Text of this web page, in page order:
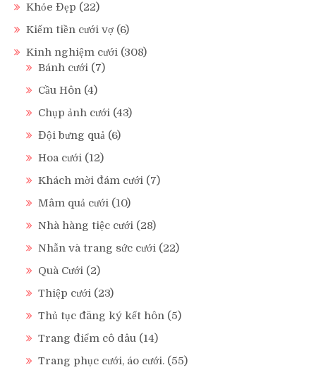
Khỏe Đẹp (22)
Kiếm tiền cưới vợ (6)
Kinh nghiệm cưới (308)
Bánh cưới (7)
Cầu Hôn (4)
Chụp ảnh cưới (43)
Đội bưng quả (6)
Hoa cưới (12)
Khách mời đám cưới (7)
Mâm quả cưới (10)
Nhà hàng tiệc cưới (28)
Nhẫn và trang sức cưới (22)
Quà Cưới (2)
Thiệp cưới (23)
Thủ tục đăng ký kết hôn (5)
Trang điểm cô dâu (14)
Trang phục cưới, áo cưới. (55)